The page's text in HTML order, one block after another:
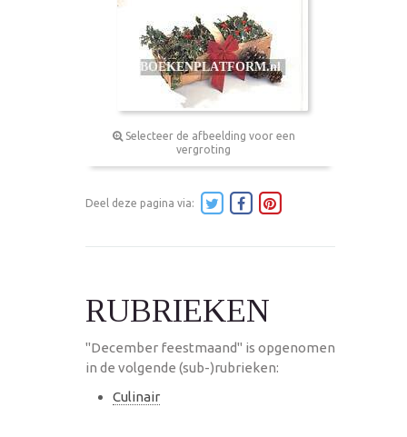
Selecteer de afbeelding voor een
vergroting
Deel deze pagina via:
RUBRIEKEN
"December feestmaand" is opgenomen
in de volgende (sub-)rubrieken:
Culinair